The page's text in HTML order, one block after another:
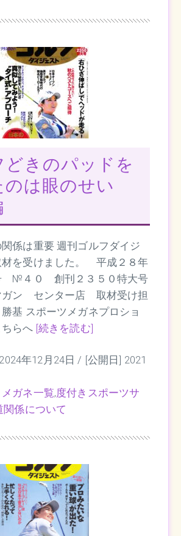
どきのパッドを
のは眼のせい
係は重要 週刊ゴルフダイジ
材を受けました。 平成２８年
№４０ 創刊２３５０特大号
ガン センター店 取材受け担
スポーツメガネプロショ
らへ [続きを読む]
年12月24日 / [公開日] 2021
メガネ一覧,度付きスポーツサ
関係について